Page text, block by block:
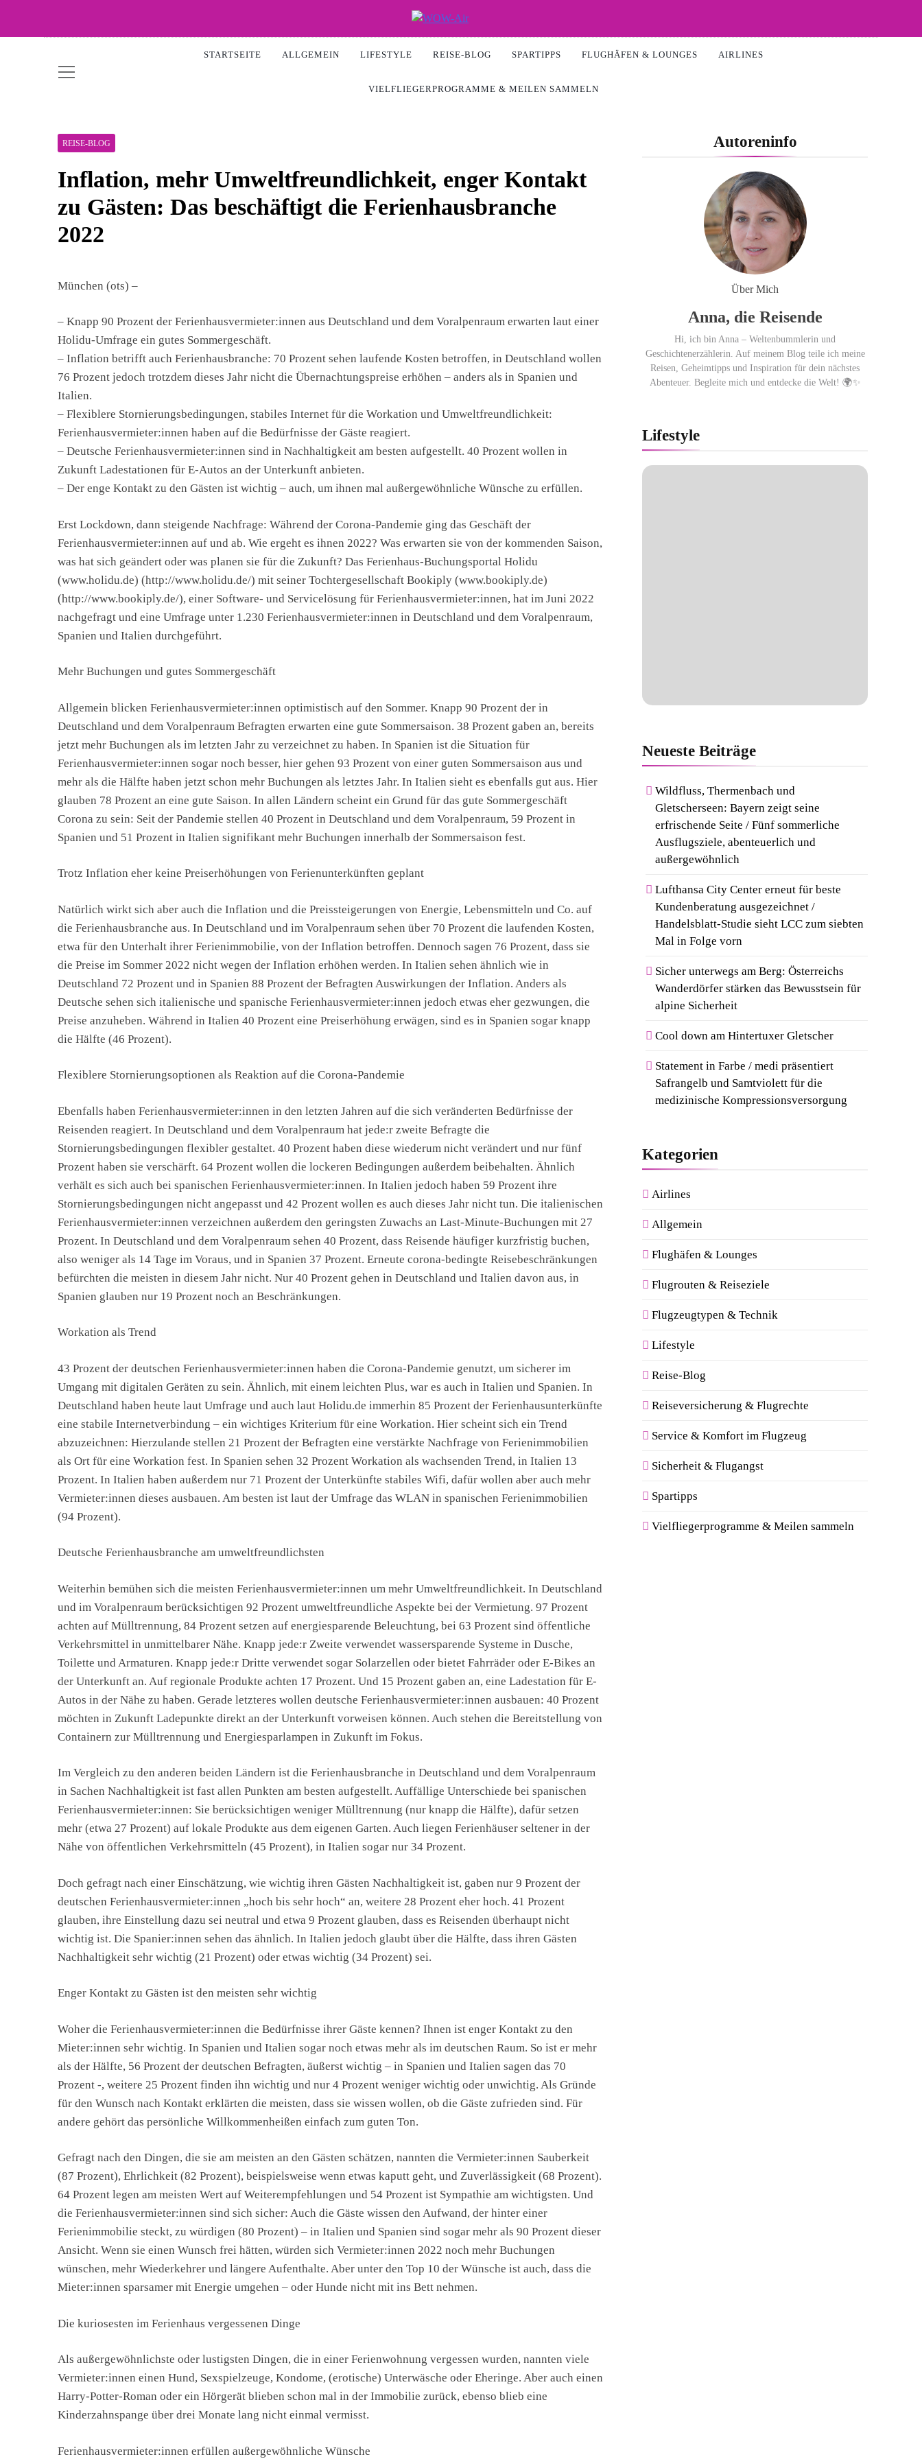
content
WOW-Air
STARTSEITE ALLGEMEIN LIFESTYLE REISE-BLOG SPARTIPPS FLUGHÄFEN & LOUNGES AIRLINES
VIELFLIEGERPROGRAMME & MEILEN SAMMELN
REISE-BLOG
Inflation, mehr Umweltfreundlichkeit, enger Kontakt
zu Gästen: Das beschäftigt die Ferienhausbranche
2022
München (ots) –
– Knapp 90 Prozent der Ferienhausvermieter:innen aus Deutschland und dem Voralpenraum erwarten laut einer
Holidu-Umfrage ein gutes Sommergeschäft.
– Inflation betrifft auch Ferienhausbranche: 70 Prozent sehen laufende Kosten betroffen, in Deutschland wollen
76 Prozent jedoch trotzdem dieses Jahr nicht die Übernachtungspreise erhöhen – anders als in Spanien und
Italien.
– Flexiblere Stornierungsbedingungen, stabiles Internet für die Workation und Umweltfreundlichkeit:
Ferienhausvermieter:innen haben auf die Bedürfnisse der Gäste reagiert.
– Deutsche Ferienhausvermieter:innen sind in Nachhaltigkeit am besten aufgestellt. 40 Prozent wollen in
Zukunft Ladestationen für E-Autos an der Unterkunft anbieten.
– Der enge Kontakt zu den Gästen ist wichtig – auch, um ihnen mal außergewöhnliche Wünsche zu erfüllen.
Erst Lockdown, dann steigende Nachfrage: Während der Corona-Pandemie ging das Geschäft der
Ferienhausvermieter:innen auf und ab. Wie ergeht es ihnen 2022? Was erwarten sie von der kommenden Saison,
was hat sich geändert oder was planen sie für die Zukunft? Das Ferienhaus-Buchungsportal Holidu
(www.holidu.de) (http://www.holidu.de/) mit seiner Tochtergesellschaft Bookiply (www.bookiply.de)
(http://www.bookiply.de/), einer Software- und Servicelösung für Ferienhausvermieter:innen, hat im Juni 2022
nachgefragt und eine Umfrage unter 1.230 Ferienhausvermieter:innen in Deutschland und dem Voralpenraum,
Spanien und Italien durchgeführt.
Mehr Buchungen und gutes Sommergeschäft
Allgemein blicken Ferienhausvermieter:innen optimistisch auf den Sommer. Knapp 90 Prozent der in
Deutschland und dem Voralpenraum Befragten erwarten eine gute Sommersaison. 38 Prozent gaben an, bereits
jetzt mehr Buchungen als im letzten Jahr zu verzeichnet zu haben. In Spanien ist die Situation für
Ferienhausvermieter:innen sogar noch besser, hier gehen 93 Prozent von einer guten Sommersaison aus und
mehr als die Hälfte haben jetzt schon mehr Buchungen als letztes Jahr. In Italien sieht es ebenfalls gut aus. Hier
glauben 78 Prozent an eine gute Saison. In allen Ländern scheint ein Grund für das gute Sommergeschäft
Corona zu sein: Seit der Pandemie stellen 40 Prozent in Deutschland und dem Voralpenraum, 59 Prozent in
Spanien und 51 Prozent in Italien signifikant mehr Buchungen innerhalb der Sommersaison fest.
Trotz Inflation eher keine Preiserhöhungen von Ferienunterkünften geplant
Natürlich wirkt sich aber auch die Inflation und die Preissteigerungen von Energie, Lebensmitteln und Co. auf
die Ferienhausbranche aus. In Deutschland und im Voralpenraum sehen über 70 Prozent die laufenden Kosten,
etwa für den Unterhalt ihrer Ferienimmobilie, von der Inflation betroffen. Dennoch sagen 76 Prozent, dass sie
die Preise im Sommer 2022 nicht wegen der Inflation erhöhen werden. In Italien sehen ähnlich wie in
Deutschland 72 Prozent und in Spanien 88 Prozent der Befragten Auswirkungen der Inflation. Anders als
Deutsche sehen sich italienische und spanische Ferienhausvermieter:innen jedoch etwas eher gezwungen, die
Preise anzuheben. Während in Italien 40 Prozent eine Preiserhöhung erwägen, sind es in Spanien sogar knapp
die Hälfte (46 Prozent).
Flexiblere Stornierungsoptionen als Reaktion auf die Corona-Pandemie
Ebenfalls haben Ferienhausvermieter:innen in den letzten Jahren auf die sich veränderten Bedürfnisse der
Reisenden reagiert. In Deutschland und dem Voralpenraum hat jede:r zweite Befragte die
Stornierungsbedingungen flexibler gestaltet. 40 Prozent haben diese wiederum nicht verändert und nur fünf
Prozent haben sie verschärft. 64 Prozent wollen die lockeren Bedingungen außerdem beibehalten. Ähnlich
verhält es sich auch bei spanischen Ferienhausvermieter:innen. In Italien jedoch haben 59 Prozent ihre
Stornierungsbedingungen nicht angepasst und 42 Prozent wollen es auch dieses Jahr nicht tun. Die italienischen
Ferienhausvermieter:innen verzeichnen außerdem den geringsten Zuwachs an Last-Minute-Buchungen mit 27
Prozent. In Deutschland und dem Voralpenraum sehen 40 Prozent, dass Reisende häufiger kurzfristig buchen,
also weniger als 14 Tage im Voraus, und in Spanien 37 Prozent. Erneute corona-bedingte Reisebeschränkungen
befürchten die meisten in diesem Jahr nicht. Nur 40 Prozent gehen in Deutschland und Italien davon aus, in
Spanien glauben nur 19 Prozent noch an Beschränkungen.
Workation als Trend
43 Prozent der deutschen Ferienhausvermieter:innen haben die Corona-Pandemie genutzt, um sicherer im
Umgang mit digitalen Geräten zu sein. Ähnlich, mit einem leichten Plus, war es auch in Italien und Spanien. In
Deutschland haben heute laut Umfrage und auch laut Holidu.de immerhin 85 Prozent der Ferienhausunterkünfte
eine stabile Internetverbindung – ein wichtiges Kriterium für eine Workation. Hier scheint sich ein Trend
abzuzeichnen: Hierzulande stellen 21 Prozent der Befragten eine verstärkte Nachfrage von Ferienimmobilien
als Ort für eine Workation fest. In Spanien sehen 32 Prozent Workation als wachsenden Trend, in Italien 13
Prozent. In Italien haben außerdem nur 71 Prozent der Unterkünfte stabiles Wifi, dafür wollen aber auch mehr
Vermieter:innen dieses ausbauen. Am besten ist laut der Umfrage das WLAN in spanischen Ferienimmobilien
(94 Prozent).
Deutsche Ferienhausbranche am umweltfreundlichsten
Weiterhin bemühen sich die meisten Ferienhausvermieter:innen um mehr Umweltfreundlichkeit. In Deutschland
und im Voralpenraum berücksichtigen 92 Prozent umweltfreundliche Aspekte bei der Vermietung. 97 Prozent
achten auf Mülltrennung, 84 Prozent setzen auf energiesparende Beleuchtung, bei 63 Prozent sind öffentliche
Verkehrsmittel in unmittelbarer Nähe. Knapp jede:r Zweite verwendet wassersparende Systeme in Dusche,
Toilette und Armaturen. Knapp jede:r Dritte verwendet sogar Solarzellen oder bietet Fahrräder oder E-Bikes an
der Unterkunft an. Auf regionale Produkte achten 17 Prozent. Und 15 Prozent gaben an, eine Ladestation für E-
Autos in der Nähe zu haben. Gerade letzteres wollen deutsche Ferienhausvermieter:innen ausbauen: 40 Prozent
möchten in Zukunft Ladepunkte direkt an der Unterkunft vorweisen können. Auch stehen die Bereitstellung von
Containern zur Mülltrennung und Energiesparlampen in Zukunft im Fokus.
Im Vergleich zu den anderen beiden Ländern ist die Ferienhausbranche in Deutschland und dem Voralpenraum
in Sachen Nachhaltigkeit ist fast allen Punkten am besten aufgestellt. Auffällige Unterschiede bei spanischen
Ferienhausvermieter:innen: Sie berücksichtigen weniger Mülltrennung (nur knapp die Hälfte), dafür setzen
mehr (etwa 27 Prozent) auf lokale Produkte aus dem eigenen Garten. Auch liegen Ferienhäuser seltener in der
Nähe von öffentlichen Verkehrsmitteln (45 Prozent), in Italien sogar nur 34 Prozent.
Doch gefragt nach einer Einschätzung, wie wichtig ihren Gästen Nachhaltigkeit ist, gaben nur 9 Prozent der
deutschen Ferienhausvermieter:innen „hoch bis sehr hoch“ an, weitere 28 Prozent eher hoch. 41 Prozent
glauben, ihre Einstellung dazu sei neutral und etwa 9 Prozent glauben, dass es Reisenden überhaupt nicht
wichtig ist. Die Spanier:innen sehen das ähnlich. In Italien jedoch glaubt über die Hälfte, dass ihren Gästen
Nachhaltigkeit sehr wichtig (21 Prozent) oder etwas wichtig (34 Prozent) sei.
Enger Kontakt zu Gästen ist den meisten sehr wichtig
Woher die Ferienhausvermieter:innen die Bedürfnisse ihrer Gäste kennen? Ihnen ist enger Kontakt zu den
Mieter:innen sehr wichtig. In Spanien und Italien sogar noch etwas mehr als im deutschen Raum. So ist er mehr
als der Hälfte, 56 Prozent der deutschen Befragten, äußerst wichtig – in Spanien und Italien sagen das 70
Prozent -, weitere 25 Prozent finden ihn wichtig und nur 4 Prozent weniger wichtig oder unwichtig. Als Gründe
für den Wunsch nach Kontakt erklärten die meisten, dass sie wissen wollen, ob die Gäste zufrieden sind. Für
andere gehört das persönliche Willkommenheißen einfach zum guten Ton.
Gefragt nach den Dingen, die sie am meisten an den Gästen schätzen, nannten die Vermieter:innen Sauberkeit
(87 Prozent), Ehrlichkeit (82 Prozent), beispielsweise wenn etwas kaputt geht, und Zuverlässigkeit (68 Prozent).
64 Prozent legen am meisten Wert auf Weiterempfehlungen und 54 Prozent ist Sympathie am wichtigsten. Und
die Ferienhausvermieter:innen sind sich sicher: Auch die Gäste wissen den Aufwand, der hinter einer
Ferienimmobilie steckt, zu würdigen (80 Prozent) – in Italien und Spanien sind sogar mehr als 90 Prozent dieser
Ansicht. Wenn sie einen Wunsch frei hätten, würden sich Vermieter:innen 2022 noch mehr Buchungen
wünschen, mehr Wiederkehrer und längere Aufenthalte. Aber unter den Top 10 der Wünsche ist auch, dass die
Mieter:innen sparsamer mit Energie umgehen – oder Hunde nicht mit ins Bett nehmen.
Die kuriosesten im Ferienhaus vergessenen Dinge
Als außergewöhnlichste oder lustigsten Dingen, die in einer Ferienwohnung vergessen wurden, nannten viele
Vermieter:innen einen Hund, Sexspielzeuge, Kondome, (erotische) Unterwäsche oder Eheringe. Aber auch einen
Harry-Potter-Roman oder ein Hörgerät blieben schon mal in der Immobilie zurück, ebenso blieb eine
Kinderzahnspange über drei Monate lang nicht einmal vermisst.
Ferienhausvermieter:innen erfüllen außergewöhnliche Wünsche
Autoreninfo
Über Mich
Anna, die Reisende
Hi, ich bin Anna – Weltenbummlerin und
Geschichtenerzählerin. Auf meinem Blog teile ich meine
Reisen, Geheimtipps und Inspiration für dein nächstes
Abenteuer. Begleite mich und entdecke die Welt! 🌍✨
Lifestyle
NeuesteBeiträge
Wildfluss, Thermenbach und
Gletscherseen: Bayern zeigt seine
erfrischende Seite / Fünf sommerliche
Ausflugsziele, abenteuerlich und
außergewöhnlich
Lufthansa City Center erneut für beste
Kundenberatung ausgezeichnet /
Handelsblatt-Studie sieht LCC zum siebten
Mal in Folge vorn
Sicher unterwegs am Berg: Österreichs
Wanderdörfer stärken das Bewusstsein für
alpine Sicherheit
Cool down am Hintertuxer Gletscher
Statement in Farbe / medi präsentiert
Safrangelb und Samtviolett für die
medizinische Kompressionsversorgung
Kategorien
Airlines
Allgemein
Flughäfen & Lounges
Flugrouten & Reiseziele
Flugzeugtypen & Technik
Lifestyle
Reise-Blog
Reiseversicherung & Flugrechte
Service & Komfort im Flugzeug
Sicherheit & Flugangst
Spartipps
Vielfliegerprogramme & Meilen sammeln